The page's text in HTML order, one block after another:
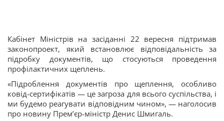
Кабінет Міністрів на засіданні 22 вересня підтримав
законопроект, який встановлює відповідальність за
підробку документів, що стосуються проведення
профілактичних щеплень.
«Підроблення документів про щеплення, особливо
ковід-сертифікатів — це загроза для всього суспільства, і
ми будемо реагувати відповідним чином», — наголосив
про новину Прем’єр-міністр Денис Шмигаль.